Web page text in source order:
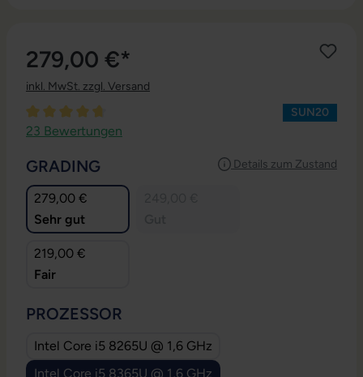
279,00 €*
inkl. MwSt. zzgl. Versand
Durchschnittliche Bewertung von 4.83 von 5 Sternen
23 Bewertungen
SUN20
Details zum Zustand
GRADING
279,00 €
Sehr gut
219,00 €
Fair
PROZESSOR
Intel Core i5 8265U @ 1,6 GHz
Intel Core i5 8365U @ 1,6 GHz